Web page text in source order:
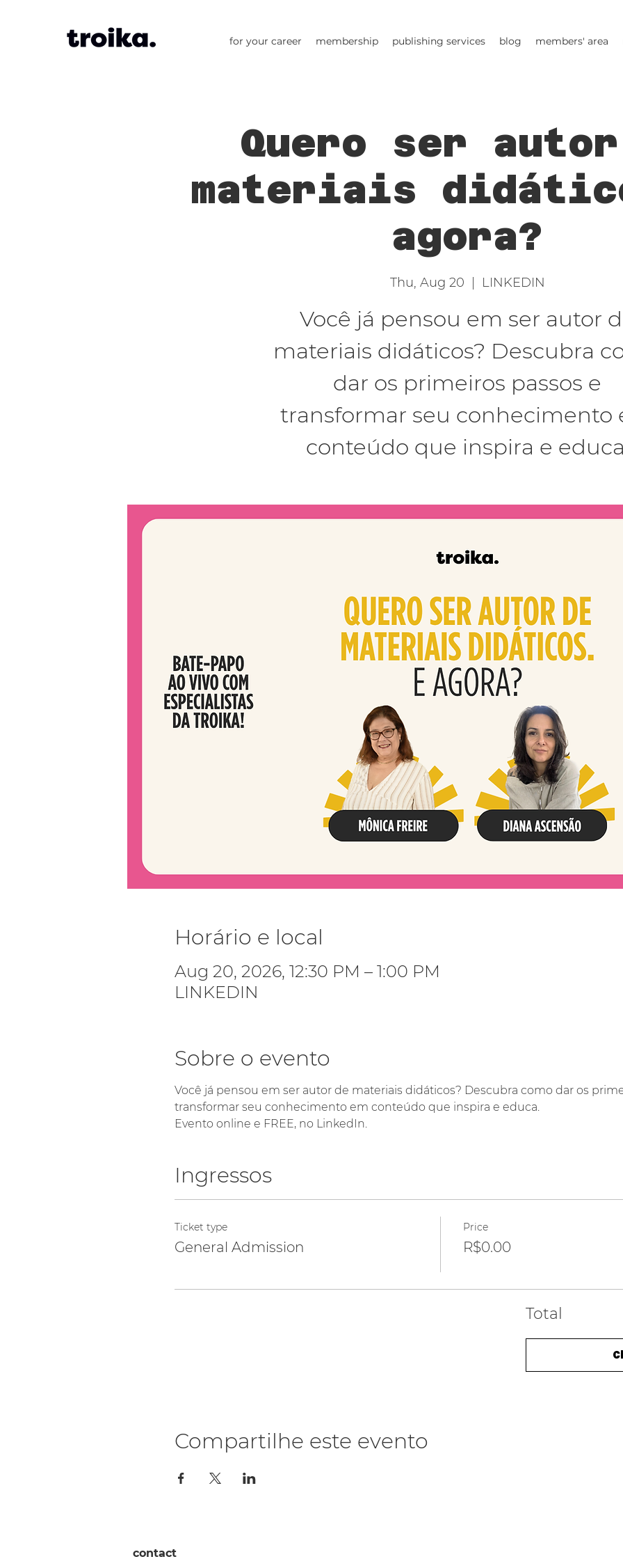
for your career membership publishing services blog members' area
Quero ser
materiais
agora?
Thu, Aug 20 LINKEDIN
Você já pensou em ser autor
materiais didáticos? Descubra
dar os primeiros passos e
transformar seu conhecimento
conteúdo que inspira e
Horário e local
Aug 20, 2026, 12:30 PM – 1:00 PM
LINKEDIN
Sobre o evento
Você já pensou em ser autor de materiais didáticos? Descubra como dar os
transformar seu conhecimento em conteúdo que inspira e educa.
Evento online e FREE, no LinkedIn.
Ingressos
Ticket type
General Admission
Price
R$0.00
Total
Compartilhe este evento
contact